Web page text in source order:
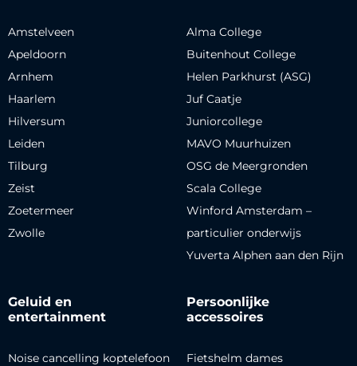
Amstelveen
Apeldoorn
Arnhem
Haarlem
Hilversum
Leiden
Tilburg
Zeist
Zoetermeer
Zwolle
Alma College
Buitenhout College
Helen Parkhurst (ASG)
Juf Caatje
Juniorcollege
MAVO Muurhuizen
OSG de Meergronden
Scala College
Winford Amsterdam –
particulier onderwijs
Yuverta Alphen aan den Rijn
Geluid en
entertainment
Noise cancelling koptelefoon
Persoonlijke
accessoires
Fietshelm dames